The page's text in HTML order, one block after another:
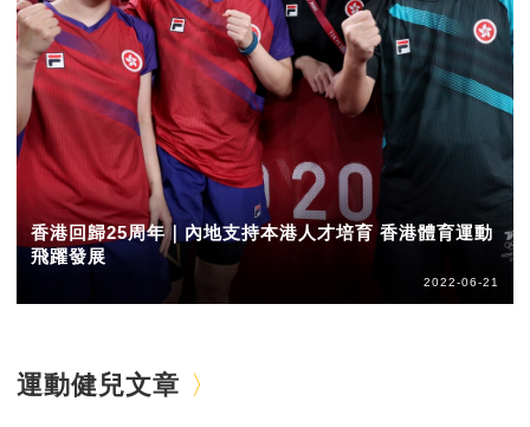
香港回歸25周年｜內地支持本港人才培育 香港體育運動
飛躍發展
2022-06-21
運動健兒文章